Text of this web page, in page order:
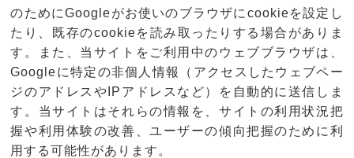
のためにGoogleがお使いのブラウザにcookieを設定し
たり、既存のcookieを読み取ったりする場合がありま
す。また、当サイトをご利用中のウェブブラウザは、
Googleに特定の非個人情報（アクセスしたウェブペー
ジのアドレスやIPアドレスなど）を自動的に送信しま
す。当サイトはそれらの情報を、サイトの利用状況把
握や利用体験の改善、ユーザーの傾向把握のために利
用する可能性があります。